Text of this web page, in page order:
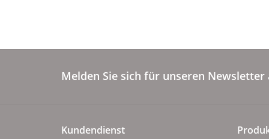
Melden Sie sich für unseren Newsletter
Kundendienst